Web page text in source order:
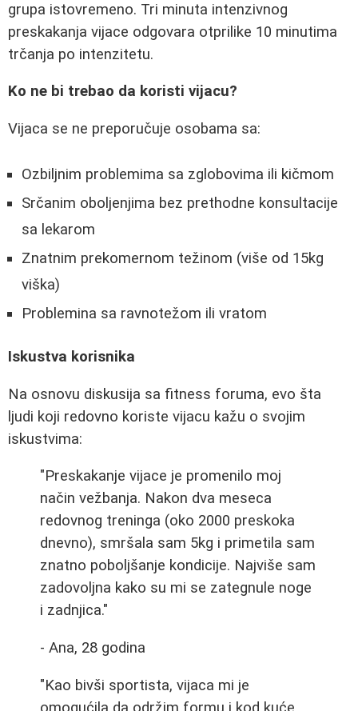
grupa istovremeno. Tri minuta intenzivnog
preskakanja vijace odgovara otprilike 10 minutima
trčanja po intenzitetu.
Ko ne bi trebao da koristi vijacu?
Vijaca se ne preporučuje osobama sa:
Ozbiljnim problemima sa zglobovima ili kičmom
Srčanim oboljenjima bez prethodne konsultacije
sa lekarom
Znatnim prekomernom težinom (više od 15kg
viška)
Problemina sa ravnotežom ili vratom
Iskustva korisnika
Na osnovu diskusija sa fitness foruma, evo šta
ljudi koji redovno koriste vijacu kažu o svojim
iskustvima:
"Preskakanje vijace je promenilo moj
način vežbanja. Nakon dva meseca
redovnog treninga (oko 2000 preskoka
dnevno), smršala sam 5kg i primetila sam
znatno poboljšanje kondicije. Najviše sam
zadovoljna kako su mi se zategnule noge
i zadnjica."
- Ana, 28 godina
"Kao bivši sportista, vijaca mi je